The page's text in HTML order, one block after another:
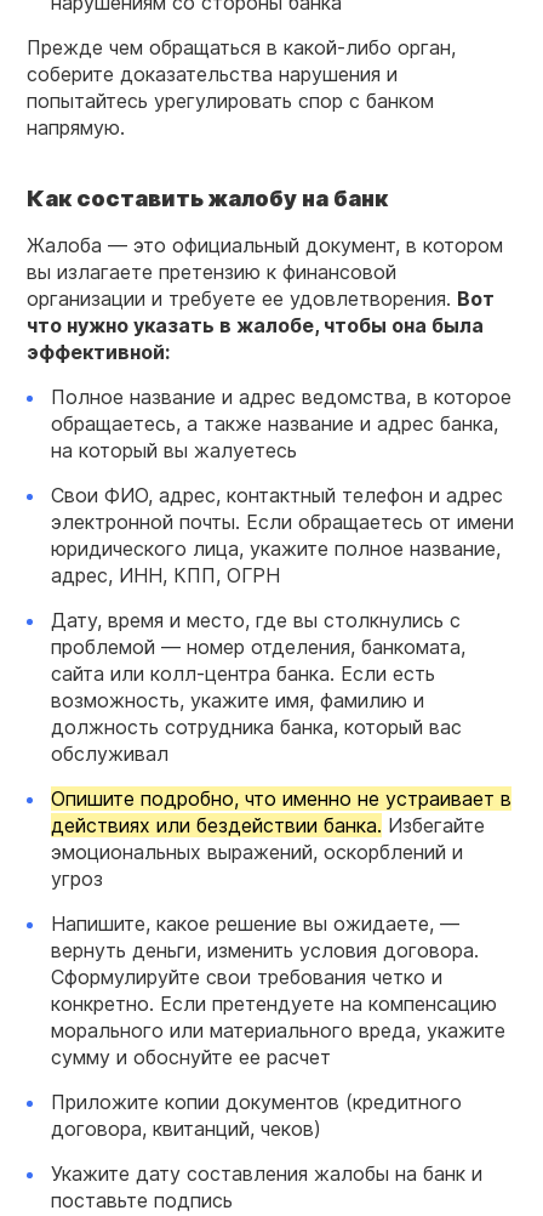
Прежде чем обращаться в какой-либо орган,
соберите доказательства нарушения и
попытайтесь урегулировать спор с банком
напрямую.
Как составить жалобу на банк
Жалоба — это официальный документ, в котором
вы излагаете претензию к финансовой
организации и требуете ее удовлетворения. Вот
что нужно указать в жалобе, чтобы она была
эффективной:
Полное название и адрес ведомства, в которое
обращаетесь, а также название и адрес банка,
на который вы жалуетесь
Свои ФИО, адрес, контактный телефон и адрес
электронной почты. Если обращаетесь от имени
юридического лица, укажите полное название,
адрес, ИНН, КПП, ОГРН
Дату, время и место, где вы столкнулись с
проблемой — номер отделения, банкомата,
сайта или колл-центра банка. Если есть
возможность, укажите имя, фамилию и
должность сотрудника банка, который вас
обслуживал
Опишите подробно, что именно не устраивает в
действиях или бездействии банка. Избегайте
эмоциональных выражений, оскорблений и
угроз
Напишите, какое решение вы ожидаете, —
вернуть деньги, изменить условия договора.
Сформулируйте свои требования четко и
конкретно. Если претендуете на компенсацию
морального или материального вреда, укажите
сумму и обоснуйте ее расчет
Приложите копии документов (кредитного
договора, квитанций, чеков)
Укажите дату составления жалобы на банк и
поставьте подпись